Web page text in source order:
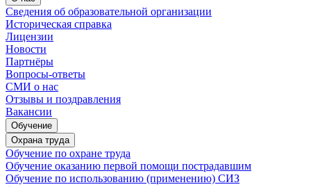
Сведения об образовательной организации
Историческая справка
Лицензии
Новости
Партнёры
Вопросы-ответы
СМИ о нас
Отзывы и поздравления
Вакансии
Обучение
Охрана труда
Обучение по охране труда
Обучение оказанию первой помощи пострадавшим
Обучение по использованию (применению) СИЗ